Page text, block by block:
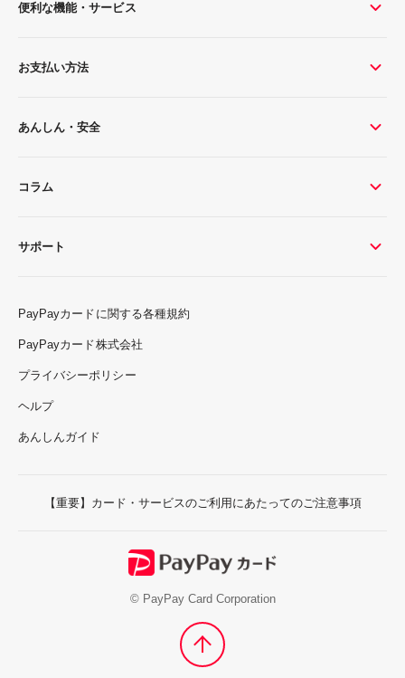
便利な機能・サービス
お支払い方法
あんしん・安全
コラム
サポート
PayPayカードに関する各種規約
PayPayカード株式会社
プライバシーポリシー
ヘルプ
あんしんガイド
【重要】カード・サービスのご利用にあたってのご注意事項
© PayPay Card Corporation